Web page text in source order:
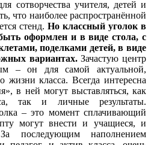
сотворчества учителя, детей и
что наиболее распространённой
стенд. Но классный уголок в
оформлен и в виде стола, с
поделками детей, в виде
вариантах.Зачастую центр
– он для самой актуальной,
класса. Всегда интересна
в ней могут выставляться, как
так и личные результаты.
– это момент сплачивающий
могут внести и учащиеся, и
последующим наполнением